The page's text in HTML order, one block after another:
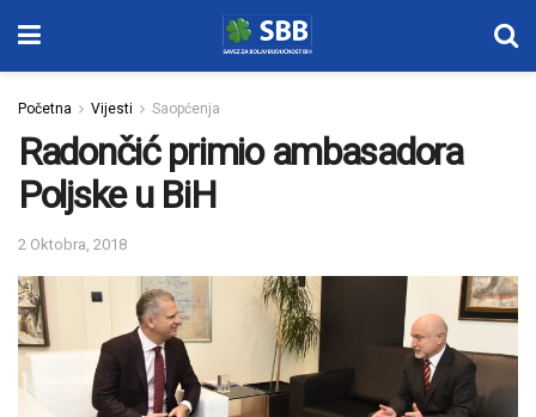
Početna Vijesti Saopćenja
Radončić primio ambasadora
Poljske u BiH
2 Oktobra, 2018